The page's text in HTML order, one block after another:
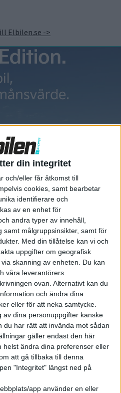
din integritet
och/eller får åtkomst till
cookies, samt bearbetar
identifierare och
av en enhet för
andra typer av innehåll,
samt målgruppsinsikter, samt för
Med din tillåtelse kan vi och
uppgifter om geografisk
skanning av enheten. Du kan
våra leverantörers
ovan. Alternativt kan du
och ändra dina
eller för att neka samtycke.
av dina personuppgifter kanske
du har rätt att invända mot sådan
gäller endast den här
helst ändra dina preferenser eller
att gå tillbaka till denna
"Integritet" längst ned på
app använder en eller
Elbilen.se ->
–
för Model 3
Detta
av
där
på
alltså att
500 Model 3
de senaste nyheterna!